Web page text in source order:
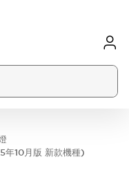
10月版 新款機種)